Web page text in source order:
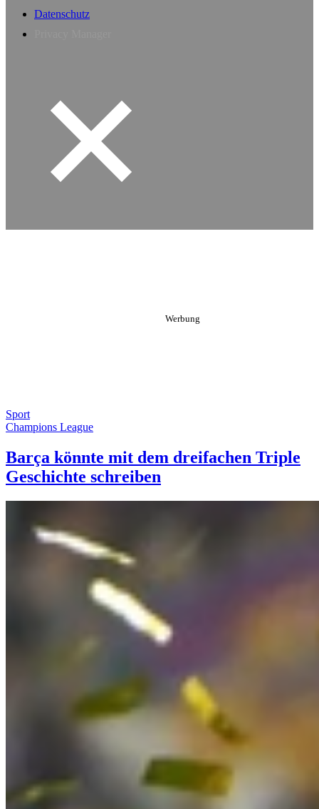
Datenschutz
Sport
Champions League
Barça könnte mit dem dreifachen Triple
Geschichte schreiben